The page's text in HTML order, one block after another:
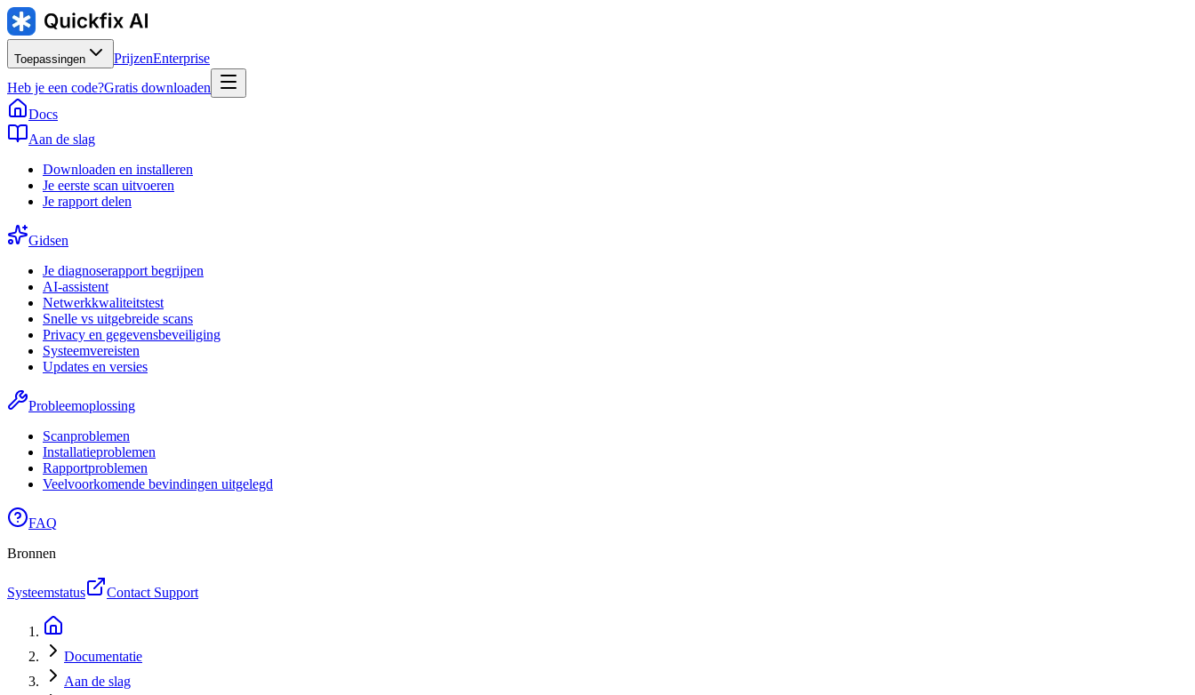
Toepassingen PrijzenEnterprise
Heb je een code?Gratis downloaden
Docs
Aan de slag
Downloaden en installeren
Je eerste scan uitvoeren
Je rapport delen
Gidsen
Je diagnoserapport begrijpen
AI-assistent
Netwerkkwaliteitstest
Snelle vs uitgebreide scans
Privacy en gegevensbeveiliging
Systeemvereisten
Updates en versies
Probleemoplossing
Scanproblemen
Installatieproblemen
Rapportproblemen
Veelvoorkomende bevindingen uitgelegd
FAQ
Bronnen
Systeemstatus Contact Support
Documentatie
Aan de slag